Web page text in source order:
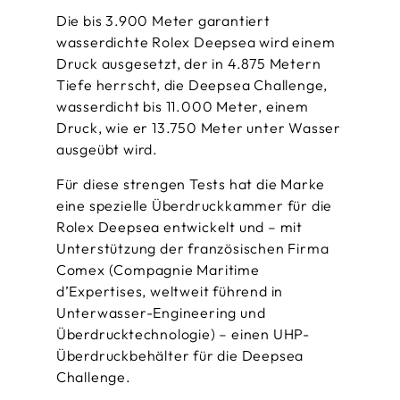
Die bis 3.900 Meter garantiert
wasserdichte Rolex Deepsea wird einem
Druck ausgesetzt, der in 4.875 Metern
Tiefe herrscht, die Deepsea Challenge,
wasserdicht bis 11.000 Meter, einem
Druck, wie er 13.750 Meter unter Wasser
ausgeübt wird.
Für diese strengen Tests hat die Marke
eine spezielle Überdruck­kammer für die
Rolex Deepsea entwickelt und – mit
Unterstützung der französischen Firma
Comex (Compagnie Maritime
d’Expertises, weltweit führend in
Unterwasser-Engineering und
Überdruck­technologie) – einen UHP-
Überdruckbehälter für die Deepsea
Challenge.